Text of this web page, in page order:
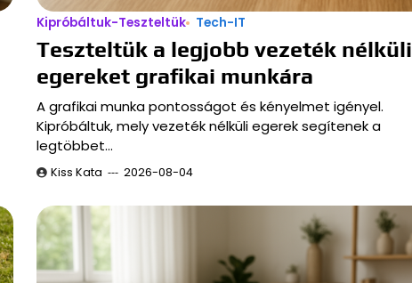
Kipróbáltuk-Teszteltük Tech-IT
Teszteltük a legjobb vezeték nélküli
egereket grafikai munkára
A grafikai munka pontosságot és kényelmet igényel.
Kipróbáltuk, mely vezeték nélküli egerek segítenek a
legtöbbet…
Kiss Kata 2026-08-04